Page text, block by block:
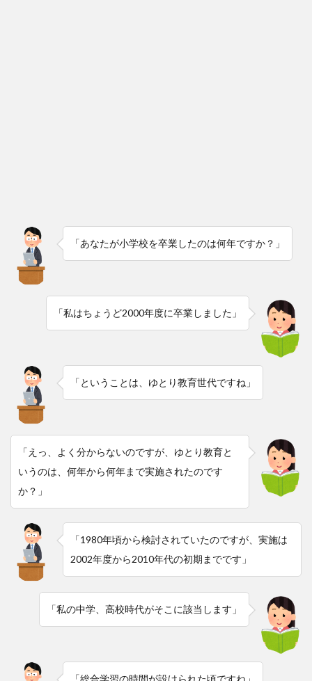
「あなたが小学校を卒業したのは何年ですか？」
「私はちょうど2000年度に卒業しました」
「ということは、ゆとり教育世代ですね」
「えっ、よく分からないのですが、ゆとり教育と
いうのは、何年から何年まで実施されたのです
か？」
「1980年頃から検討されていたのですが、実施は
2002年度から2010年代の初期までです」
「私の中学、高校時代がそこに該当します」
「総合学習の時間が設けられた頃ですね」